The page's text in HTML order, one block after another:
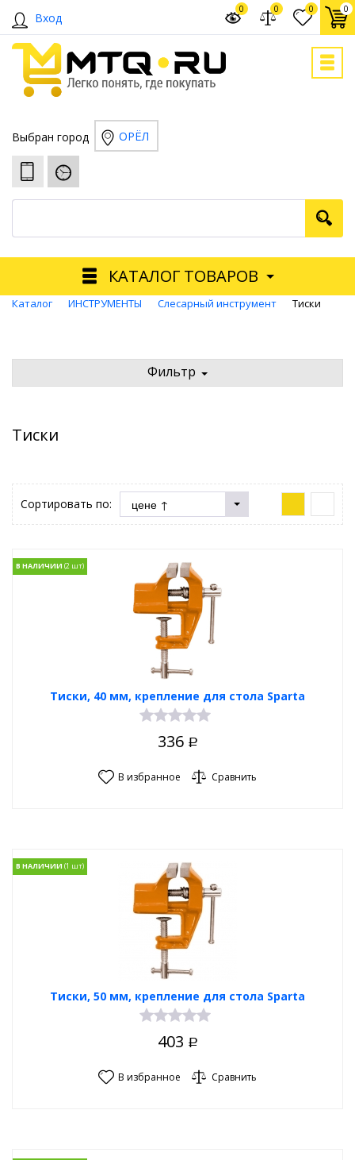
Вход
0 0
0 0
Выбран город ОРЁЛ
КАТАЛОГ ТОВАРОВ
Каталог ИНСТРУМЕНТЫ Слесарный инструмент Тиски
Фильтр
Тиски
Сортировать по:
Тиски, 40 мм, крепление для стола Sparta
В НАЛИЧИИ
336 Р
В избранное Сравнить
Тиски, 50 мм, крепление для стола Sparta
В НАЛИЧИИ
403 Р
В избранное Сравнить